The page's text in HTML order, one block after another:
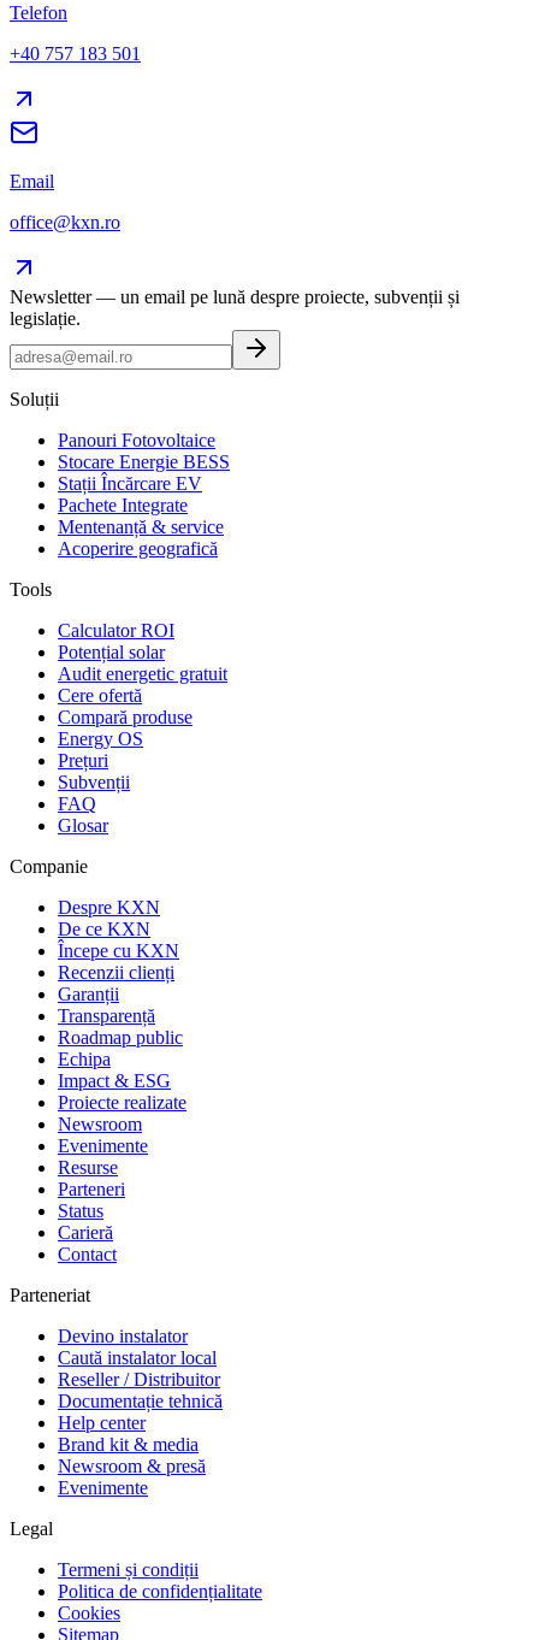
Telefon
+40 757 183 501
Email
office@kxn.ro
Newsletter — un email pe lună despre proiecte, subvenții și
legislație.
Soluții
Panouri Fotovoltaice
Stocare Energie BESS
Stații Încărcare EV
Pachete Integrate
Mentenanță & service
Acoperire geografică
Tools
Calculator ROI
Potențial solar
Audit energetic gratuit
Cere ofertă
Compară produse
Energy OS
Prețuri
Subvenții
FAQ
Glosar
Companie
Despre KXN
De ce KXN
Începe cu KXN
Recenzii clienți
Garanții
Transparență
Roadmap public
Echipa
Impact & ESG
Proiecte realizate
Newsroom
Evenimente
Resurse
Parteneri
Status
Carieră
Contact
Parteneriat
Devino instalator
Caută instalator local
Reseller / Distribuitor
Documentație tehnică
Help center
Brand kit & media
Newsroom & presă
Evenimente
Legal
Termeni și condiții
Politica de confidențialitate
Cookies
Sitemap